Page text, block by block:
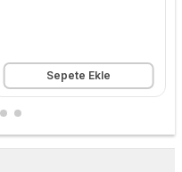
Sepete Ekle